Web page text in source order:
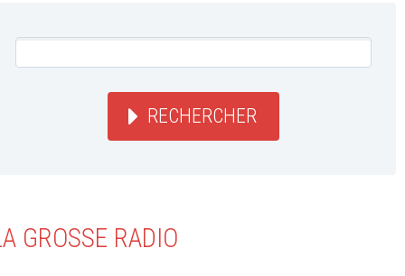
RECHERCHER
GROSSE RADIO